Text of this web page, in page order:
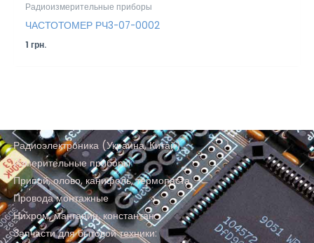
Радиоизмерительные приборы
ЧАСТОТОМЕР РЧ3-07-0002
1грн.
Радиоэлектроника (Украина, Китай)
Измерительные приборы
Припой, олово, канифоль, термопаста
Провода монтажные
Нихром, манганин, константан
Запчасти для бытовой техники: